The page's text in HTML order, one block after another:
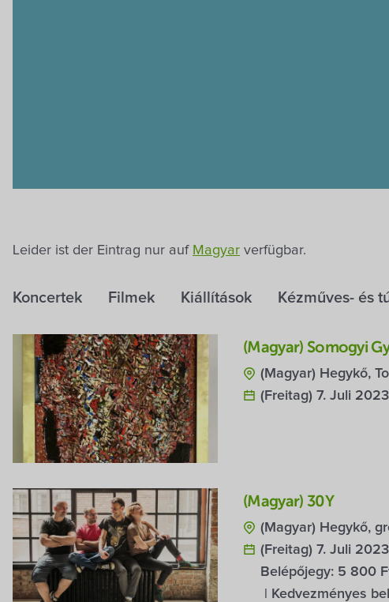
Leider ist der Eintrag nur auf Magyar verfügbar.
Koncertek Filmek Kiállítások Kézműves- és
(Magyar) Somogyi
(Magyar) Hegykő,
(Freitag) 7. Juli
(Magyar) 30Y
(Magyar) Hegykő,
(Freitag) 7. Juli
Belépőjegy: 5 800
| Kedvezményes